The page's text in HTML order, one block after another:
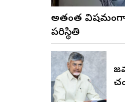
అత్యంత విషమంగా
పరిస్థితి